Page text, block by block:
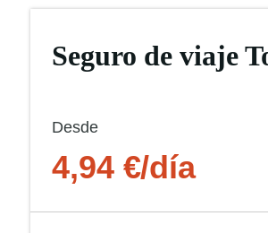
Seguro de viaje
Desde
4,94 €/día